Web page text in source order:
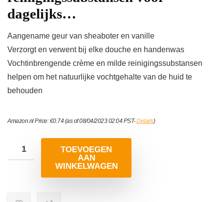
dagelijks…
Aangename geur van sheaboter en vanille
Verzorgt en verwent bij elke douche en handenwas
Vochtinbrengende crème en milde reinigingssubstansen
helpen om het natuurlijke vochtgehalte van de huid te
behouden
Amazon.nl Price:€0.74(as of 08/04/2023 02:04 PST-Details)
TOEVOEGEN
AAN
WINKELWAGEN